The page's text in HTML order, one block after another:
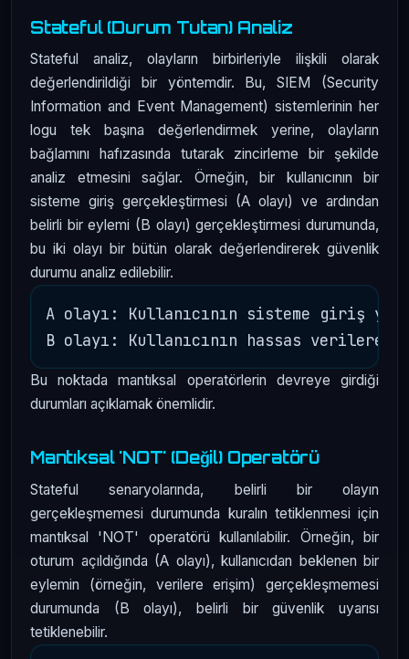
Stateful (Durum Tutan) Analiz
Stateful analiz, olayların birbirleriyle ilişkili olarak
değerlendirildiği bir yöntemdir. Bu, SIEM (Security
Information and Event Management) sistemlerinin her
logu tek başına değerlendirmek yerine, olayların
bağlamını hafızasında tutarak zincirleme bir şekilde
analiz etmesini sağlar. Örneğin, bir kullanıcının bir
sisteme giriş gerçekleştirmesi (A olayı) ve ardından
belirli bir eylemi (B olayı) gerçekleştirmesi durumunda,
bu iki olayı bir bütün olarak değerlendirerek güvenlik
durumu analiz edilebilir.
A olayı: Kullanıcının sisteme giriş
Bu noktada mantıksal operatörlerin devreye girdiği
durumları açıklamak önemlidir.
Mantıksal 'NOT' (Değil) Operatörü
Stateful senaryolarında, belirli bir olayın
gerçekleşmemesi durumunda kuralın tetiklenmesi için
mantıksal 'NOT' operatörü kullanılabilir. Örneğin, bir
oturum açıldığında (A olayı), kullanıcıdan beklenen bir
eylemin (örneğin, verilere erişim) gerçekleşmemesi
durumunda (B olayı), belirli bir güvenlik uyarısı
tetiklenebilir.